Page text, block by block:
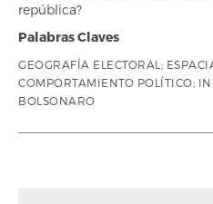
república?
Palabras Claves
GEOGRAFÍA ELECTORAL;
COMPORTAMIENTO POLÍTICO;
BOLSONARO